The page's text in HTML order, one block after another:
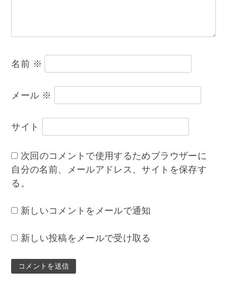
名前 ※
メール ※
サイト
次回のコメントで使用するためブラウザーに
自分の名前、メールアドレス、サイトを保存す
る。
新しいコメントをメールで通知
新しい投稿をメールで受け取る